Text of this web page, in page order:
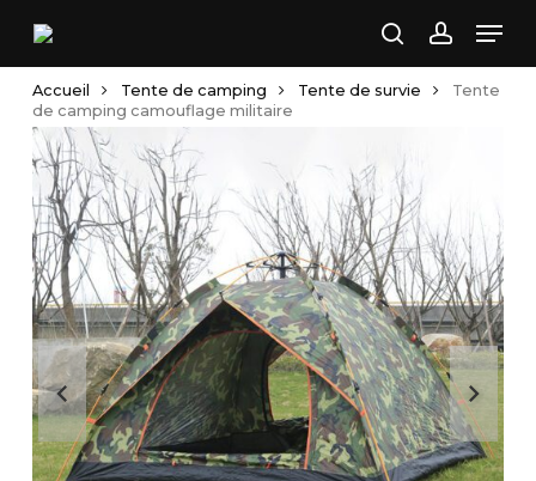
main
content
search
Accueil Tente de camping Tente de survie
Tente
de camping camouflage militaire